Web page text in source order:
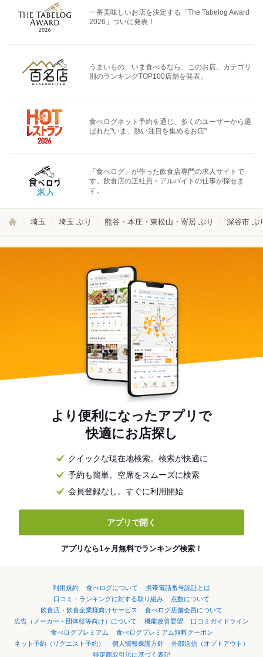
一番美味しいお店を決定する「The Tabelog Award
2026」ついに発表！
うまいもの、いま食べるなら、このお店。カテゴリ
別のランキングTOP100店舗を発表。
食べログネット予約を通じ、多くのユーザーから選
ばれた"いま、熱い注目を集めるお店"
「食べログ」が作った飲食店専門の求人サイトで
す。飲食店の正社員・アルバイトの仕事が探せま
す。
埼玉 埼玉 ぶり 熊谷・本庄・東松山・寄居 ぶり 深谷市 ぶ
より便利になったアプリで
快適にお店探し
クイックな現在地検索。検索が快適に
予約も簡単。空席をスムーズに検索
会員登録なし。すぐに利用開始
アプリで開く
アプリなら1ヶ月無料でランキング検索！
利用規約 食べログについて
携帯電話番号認証とは
口コミ・ランキングに対する取り組み
点数について
飲食店・飲食企業様向けサービス
食べログ店舗会員について
広告（メーカー・団体様等向け）について
機能改善要望
口コミガイドライン
食べログプレミアム
食べログプレミアム無料クーポン
ネット予約（リクエスト予約）
個人情報保護方針
外部送信（オプトアウト）
特定商取引法に基づく表記